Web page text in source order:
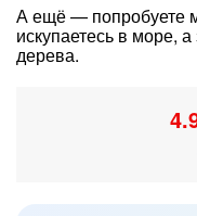
А ещё — попробуете
искупаетесь в море,
дерева.